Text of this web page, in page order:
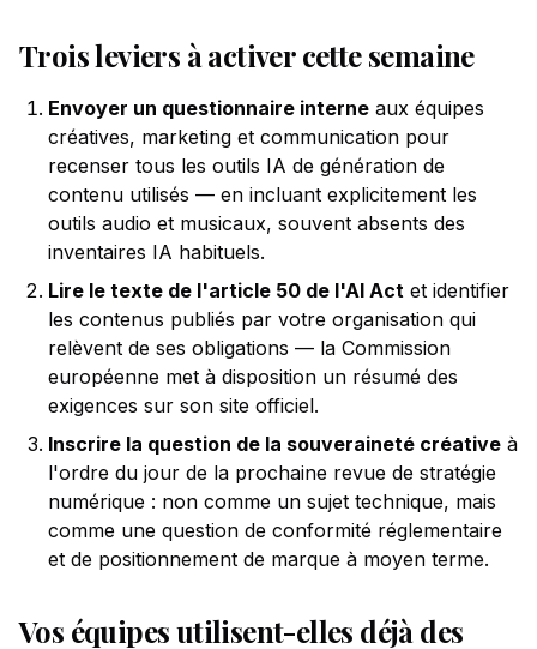
Trois leviers à activer cette semaine
Envoyer un questionnaire interne aux équipes
créatives, marketing et communication pour
recenser tous les outils IA de génération de
contenu utilisés — en incluant explicitement les
outils audio et musicaux, souvent absents des
inventaires IA habituels.
Lire le texte de l'article 50 de l'AI Act et identifier
les contenus publiés par votre organisation qui
relèvent de ses obligations — la Commission
européenne met à disposition un résumé des
exigences sur son site officiel.
Inscrire la question de la souveraineté créative à
l'ordre du jour de la prochaine revue de stratégie
numérique : non comme un sujet technique, mais
comme une question de conformité réglementaire
et de positionnement de marque à moyen terme.
Vos équipes utilisent-elles déjà des